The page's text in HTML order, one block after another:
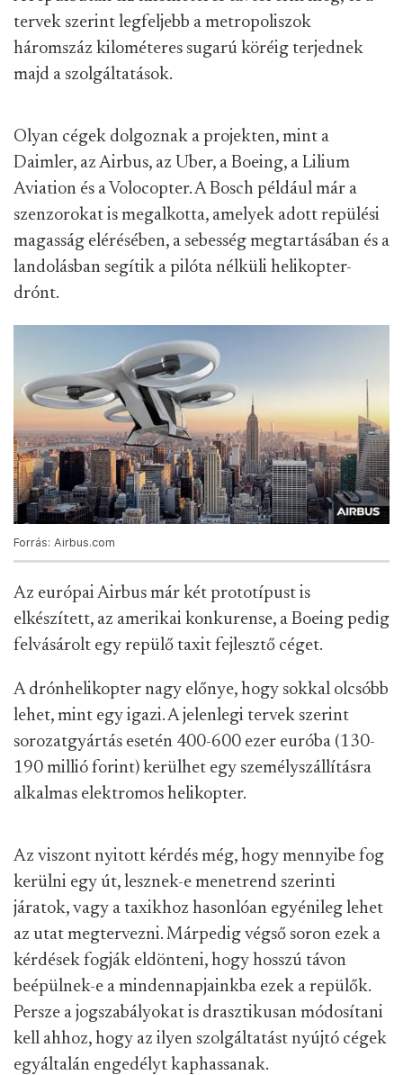
tervek szerint legfeljebb a metropoliszok
háromszáz kilométeres sugarú köréig terjednek
majd a szolgáltatások.
Olyan cégek dolgoznak a projekten, mint a
Daimler, az Airbus, az Uber, a Boeing, a Lilium
Aviation és a Volocopter. A Bosch például már a
szenzorokat is megalkotta, amelyek adott repülési
magasság elérésében, a sebesség megtartásában és a
landolásban segítik a pilóta nélküli helikopter-
drónt.
Forrás: Airbus.com
Az európai Airbus már két prototípust is
elkészített, az amerikai konkurense, a Boeing pedig
felvásárolt egy repülő taxit fejlesztő céget.
A drónhelikopter nagy előnye, hogy sokkal olcsóbb
lehet, mint egy igazi. A jelenlegi tervek szerint
sorozatgyártás esetén 400-600 ezer euróba (130-
190 millió forint) kerülhet egy személyszállításra
alkalmas elektromos helikopter.
Az viszont nyitott kérdés még, hogy mennyibe fog
kerülni egy út, lesznek-e menetrend szerinti
járatok, vagy a taxikhoz hasonlóan egyénileg lehet
az utat megtervezni. Márpedig végső soron ezek a
kérdések fogják eldönteni, hogy hosszú távon
beépülnek-e a mindennapjainkba ezek a repülők.
Persze a jogszabályokat is drasztikusan módosítani
kell ahhoz, hogy az ilyen szolgáltatást nyújtó cégek
egyáltalán engedélyt kaphassanak.